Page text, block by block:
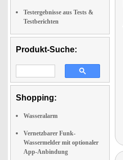
Testergebnisse aus Tests &
Testberichten
Produkt-Suche:
Shopping:
Wasseralarm
Vernetzbarer Funk-
Wassermelder mit optionaler
App-Anbindung